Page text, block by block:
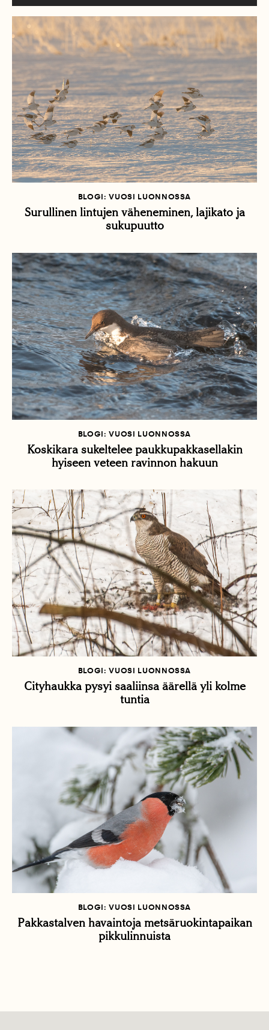
BLOGI: VUOSI LUONNOSSA
Surullinen lintujen väheneminen, lajikato ja
sukupuutto
BLOGI: VUOSI LUONNOSSA
Koskikara sukeltelee paukkupakkasellakin
hyiseen veteen ravinnon hakuun
BLOGI: VUOSI LUONNOSSA
Cityhaukka pysyi saaliinsa äärellä yli kolme
tuntia
BLOGI: VUOSI LUONNOSSA
Pakkastalven havaintoja metsäruokintapaikan
pikkulinnuista